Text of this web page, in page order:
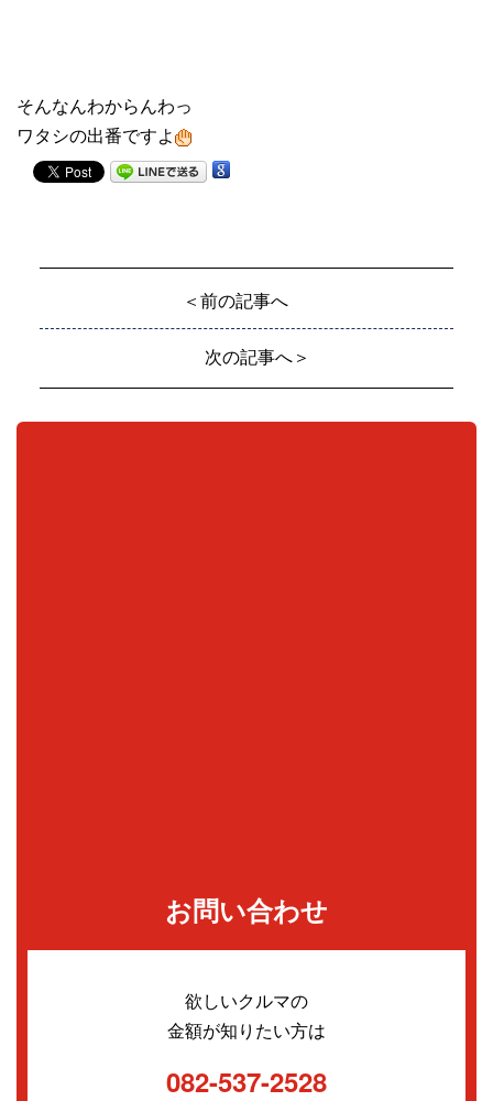
そんなんわからんわっ
ワタシの出番ですよ
＜前の記事へ
次の記事へ＞
お問い合わせ
欲しいクルマの
金額が知りたい方は
082-537-2528